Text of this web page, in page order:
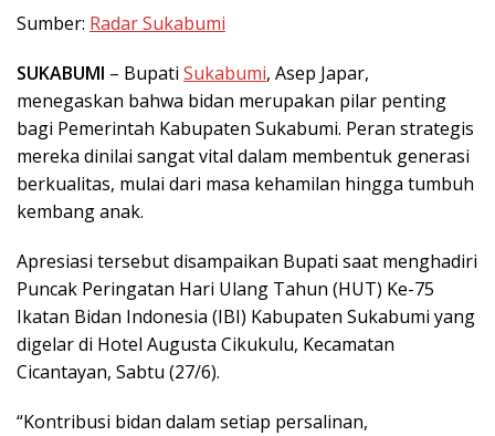
Sumber: Radar Sukabumi
SUKABUMI – Bupati Sukabumi, Asep Japar,
menegaskan bahwa bidan merupakan pilar penting
bagi Pemerintah Kabupaten Sukabumi. Peran strategis
mereka dinilai sangat vital dalam membentuk generasi
berkualitas, mulai dari masa kehamilan hingga tumbuh
kembang anak.
Apresiasi tersebut disampaikan Bupati saat menghadiri
Puncak Peringatan Hari Ulang Tahun (HUT) Ke-75
Ikatan Bidan Indonesia (IBI) Kabupaten Sukabumi yang
digelar di Hotel Augusta Cikukulu, Kecamatan
Cicantayan, Sabtu (27/6).
“Kontribusi bidan dalam setiap persalinan,